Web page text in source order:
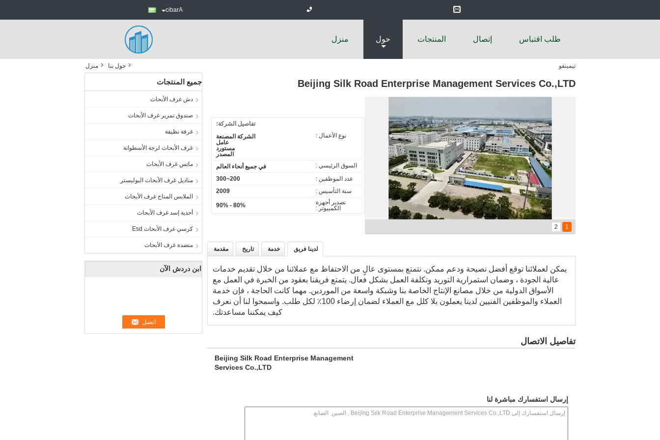
Arabic
منزل حول المنتجات إتصال طلب اقتباس
منزل حول بنا تيمينفو
جميع المنتجات
دش غرف الأبحاث
صندوق تمرير غرف الأبحاث
غرفة نظيفة
غرف الأبحاث لزجة الأسطوانة
ماتس غرف الأبحاث
مناديل غرف الأبحاث البوليستر
الملابس المتاح غرف الأبحاث
أحذية إسد غرف الأبحاث
كرسي غرف الأبحاث Esd
منضدة غرف الأبحاث
ابن دردش الآن
Beijing Silk Road Enterprise Management Services Co.,LTD
1
2
تفاصيل الشركة:
نوع الأعمال :
الشركة المصنعة
عامل
مستورد
المصدر
السوق الرئيسي :
في جميع أنحاء العالم
عدد الموظفين :
200~300
سنة التأسيس :
2009
تصدير أجهزة
الكمبيوتر :
80% - 90%
مقدمة تاريخ خدمة لدينا فريق
يمكن لعملائنا توقع أفضل نصيحة ودعم ممكن. نتمتع بمستوى عالٍ من الاحتفاظ مع عملائنا من خلال تقديم خدمات
عالية الجودة ، وضمان استمرارية التوريد وتكلفة العمل بشكل فعال. يتمتع فريقنا بعقود من الخبرة في العمل مع
الأسواق الدولية من خلال مصانع الإنتاج الخاصة بنا وشبكة واسعة من الموردين. مهما كانت الحاجة ، فإن خدمة
العملاء والموظفين الفنيين لدينا يعملون بلا كلل مع العملاء لضمان إرضاء 100٪ لكل طلب. واسمحوا لنا أن نعرف
كيف يمكننا مساعدتك.
تفاصيل الاتصال
Beijing Silk Road Enterprise Management
Services Co.,LTD
إرسال استفسارك مباشرة لنا